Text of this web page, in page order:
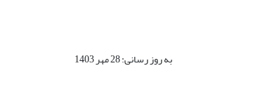
به روز رسانی: 28 مهر 1403